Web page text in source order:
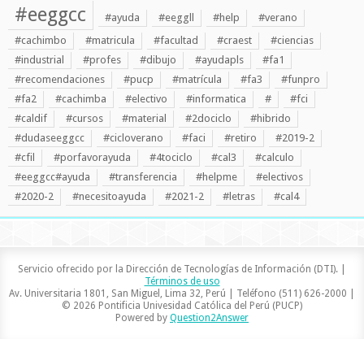
#eeggcc #ayuda #eeggll #help
#verano
#cachimbo
#matricula #facultad #craest
#ciencias
#industrial
#profes #dibujo #ayudapls
#fa1
#recomendaciones
#pucp #matrícula #fa3
#funpro
#fa2
#cachimba #electivo #informatica #
#fci
#caldif
#cursos #material #2dociclo
#hibrido
#dudaseeggcc
#cicloverano #faci #retiro
#2019-2
#cfil
#porfavorayuda #4tociclo #cal3
#calculo
#eeggcc#ayuda
#transferencia #helpme
#electivos
#2020-2
#necesitoayuda #2021-2 #letras #cal4
Servicio ofrecido por la Dirección de Tecnologías de Información (DTI). |
Términos de uso
Av. Universitaria 1801, San Miguel, Lima 32, Perú | Teléfono (511) 626-2000 |
© 2026 Pontificia Univesidad Católica del Perú (PUCP)
Powered by Question2Answer